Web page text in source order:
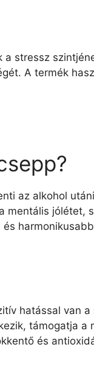
a stressz
A termék
az alkohol
mentális jólétet,
hatással van
támogatja a
és